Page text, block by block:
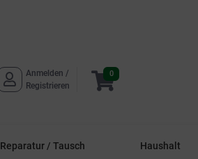
Anmelden /
Registrieren
0
Reparatur / Tausch Haushalt